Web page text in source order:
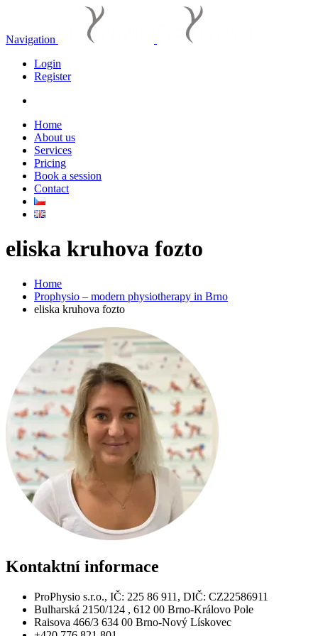
Navigation
Login
Register
Home
About us
Services
Pricing
Book a session
Contact
eliska kruhova fozto
Home
Prophysio – modern physiotherapy in Brno
eliska kruhova fozto
Kontaktní informace
ProPhysio s.r.o., IČ: 225 86 911, DIČ: CZ22586911
Bulharská 2150/124 , 612 00 Brno-Královo Pole
Raisova 466/3 634 00 Brno-Nový Lískovec